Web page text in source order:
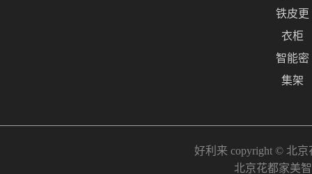
铁皮更
衣柜
智能密
集架
好利来 copyright © 北京
北京花都家美